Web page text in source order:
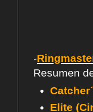
-
Resumen
Elite